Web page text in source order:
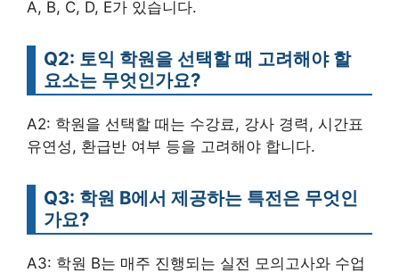
A, B, C, D, E가 있습니다.
Q2: 토익 학원을 선택할 때 고려해야 할
요소는 무엇인가요?
A2: 학원을 선택할 때는 수강료, 강사 경력, 시간표
유연성, 환급반 여부 등을 고려해야 합니다.
Q3: 학원 B에서 제공하는 특전은 무엇인
가요?
A3: 학원 B는 매주 진행되는 실전 모의고사와 수업